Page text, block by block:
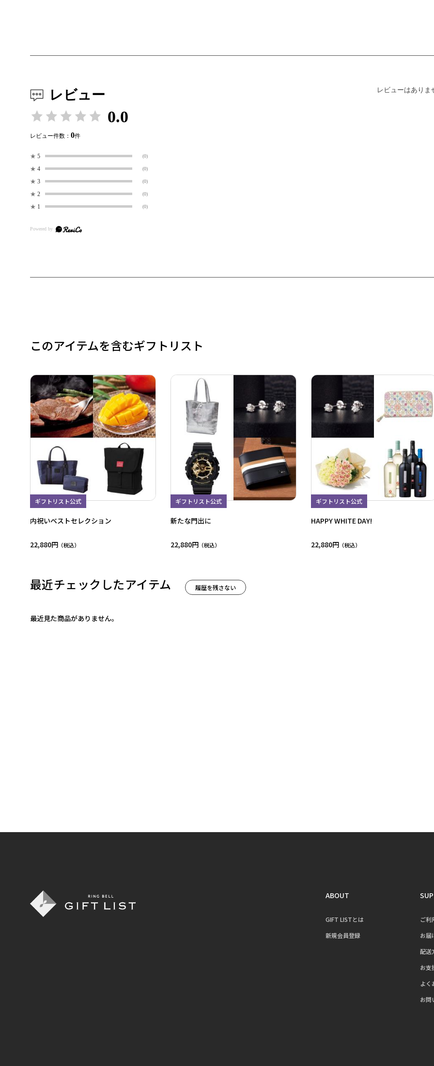
レビュー
0.0
レビュー件数： 0件
★ 5 (0)
★ 4 (0)
★ 3 (0)
★ 2 (0)
★ 1 (0)
レビューはありま
このアイテムを含むギフトリスト
ギフトリスト公式
内祝いベストセレクション
22,880円
ギフトリスト公式
新たな門出に
22,880円
ギフトリスト公式
HAPPY WHITE DAY!
22,880円
最近チェックしたアイテム
最近見た商品がありません。
履歴を残さない
ABOUT
GIFT LISTとは
新規会員登録
ご利
お届
配送
お支
よく
お問